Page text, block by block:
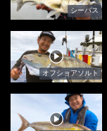
シーバス
オフショアソルト